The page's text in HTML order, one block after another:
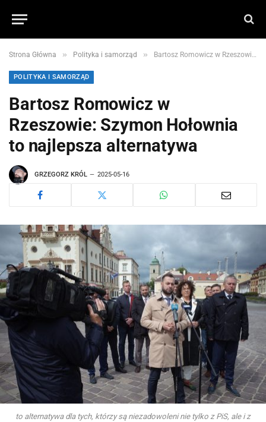
Strona Główna » Polityka i samorząd » Bartosz Romowicz w Rzeszowie: Szymon Hołownia to najlepsza alternatywa
POLITYKA I SAMORZĄD
Bartosz Romowicz w
Rzeszowie: Szymon Hołownia
to najlepsza alternatywa
GRZEGORZ KRÓL 2025-05-16
to alternatywa dla tych, którzy są niezadowoleni nie tylko z PiS, ale i z